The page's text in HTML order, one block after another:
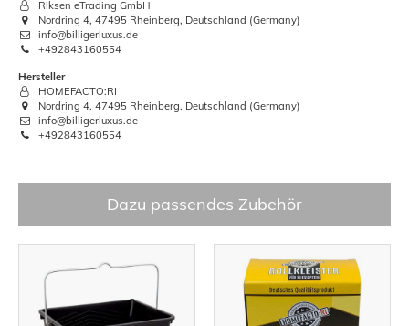
Riksen eTrading GmbH
Nordring 4, 47495 Rheinberg, Deutschland (Germany)
info@billigerluxus.de
+492843160554
Hersteller
HOMEFACTO:RI
Nordring 4, 47495 Rheinberg, Deutschland (Germany)
info@billigerluxus.de
+492843160554
Dazu passendes Zubehör